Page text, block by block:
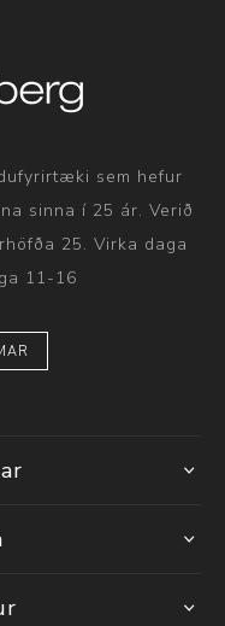
sem hefur
sinna í 25 ár. Verið
25. Virka daga
11-16